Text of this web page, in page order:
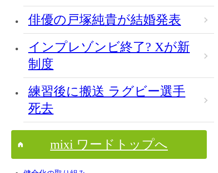
俳優の戸塚純貴が結婚発表
インプレゾンビ終了? Xが新
制度
練習後に搬送 ラグビー選手
死去
mixi ワードトップへ